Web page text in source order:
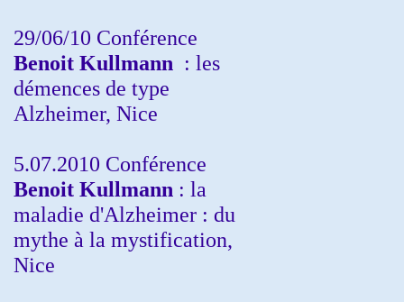
29/06/10 Conférence
Benoit Kullmann : les
démences de type
Alzheimer, Nice
5.07.2010 Conférence
Benoit Kullmann : la
maladie d'Alzheimer : du
mythe à la mystification,
Nice